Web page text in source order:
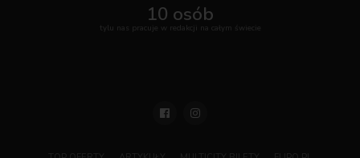
10 osób
tylu nas pracuje w redakcji na całym świecie